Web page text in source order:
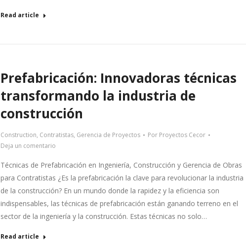
Read article
Prefabricación: Innovadoras técnicas
transformando la industria de
construcción
Construction, Contratistas, Gerencia de Proyectos Por Proyectos Cecor
Deja un comentario
Técnicas de Prefabricación en Ingeniería, Construcción y Gerencia de Obras
para Contratistas ¿Es la prefabricación la clave para revolucionar la industria
de la construcción? En un mundo donde la rapidez y la eficiencia son
indispensables, las técnicas de prefabricación están ganando terreno en el
sector de la ingeniería y la construcción. Estas técnicas no solo…
Read article